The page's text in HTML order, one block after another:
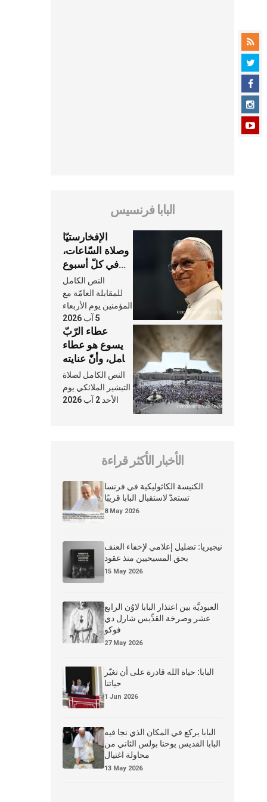
البابا فرنسيس
الإفخارستيّا
وصلاة السّاعات،
في كلّ أسبوع
وكلّ يوم، هما
النَّفَس في حياة
الكنيسة
النص الكامل
للمقابلة العامّة مع
المؤمنين يوم الأربعاء
5 آب 2026
عطاء الرّبّ
يسوع هو عطاء
شامل، وأنّ عنايته
بنا لا تغيب عنّا
أبدًا
النص الكامل لصلاة
التبشير الملائكي يوم
الأحد 2 آب 2026
الأخبار الأكثر قراءة
الكنيسة الكاثوليكية في فرنسا
تستعدّ لاستقبال البابا قريبًا
8 May 2026
نيجيريا: تضليل إعلامي لإخفاء العنف
بحق المسيحيين منذ عقود
15 May 2026
العبوديَّة بين اعتذار البابا لاوُن الرابع
عشر وصرخة القدِّيس شارل دي
فوكو
27 May 2026
البابا: حياة الله قادرة على أن تغيّر
حياتنا
1 Jun 2026
البابا يركع في المكان الذي نجا فيه
البابا القديس يوحنا بولس الثاني من
محاولة اغتيال
13 May 2026